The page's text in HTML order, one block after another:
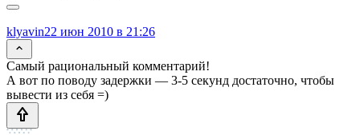
klyavin22 июн 2010 в 21:26
Самый рациональный комментарий!
А вот по поводу задержки — 3-5 секунд достаточно, чтобы
вывести из себя =)